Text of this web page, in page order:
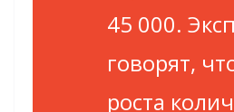
45 000.
говорят,
роста